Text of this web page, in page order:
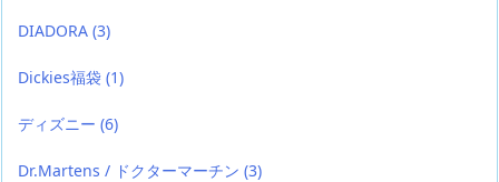
DIADORA (3)
Dickies福袋 (1)
ディズニー (6)
Dr.Martens / ドクターマーチン (3)